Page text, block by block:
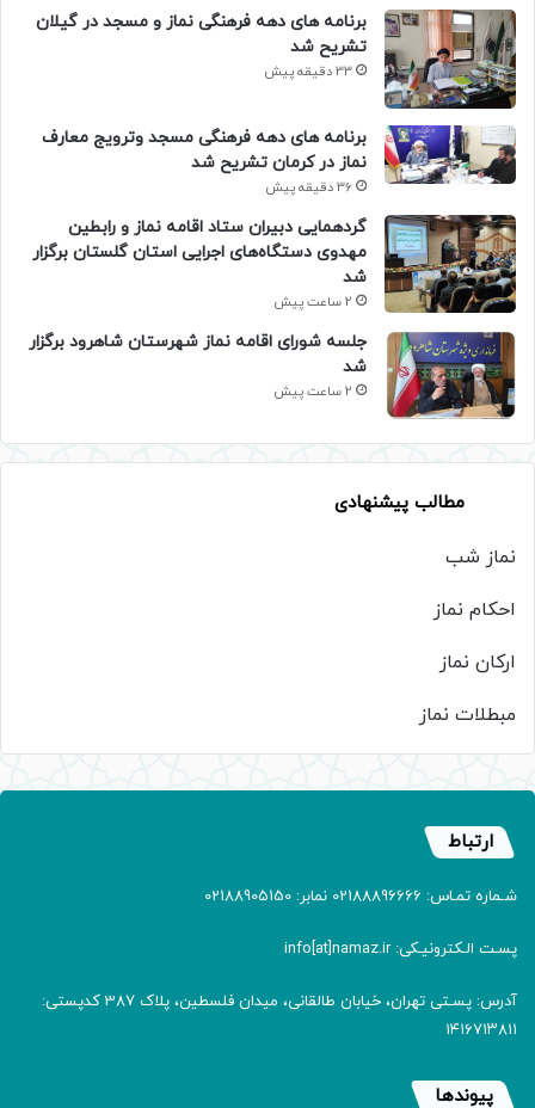
برنامه های دهه فرهنگی نماز و مسجد در گیلان
تشریح شد
33 دقیقه پیش
برنامه های دهه فرهنگی مسجد وترویج معارف
نماز در کرمان تشریح شد
36 دقیقه پیش
گردهمایی دبیران ستاد اقامه نماز و رابطین
مهدوی دستگاه‌های اجرایی استان گلستان برگزار
شد
2 ساعت پیش
جلسه شورای اقامه نماز شهرستان شاهرود برگزار
شد
2 ساعت پیش
مطالب پیشنهادی
نماز شب
احکام نماز
ارکان نماز
مبطلات نماز
ارتباط
شـماره تمـاس: 02188896666 نمابر: 02188905150
پسـت الـکترونیـکی: info[at]namaz.ir
آدرس: پسـتی تهران، خیابان طالقانی، میدان فلسطین، پلاک 387 کدپستی:
۱۴۱۶۷۱۳۸۱۱
پیوندها